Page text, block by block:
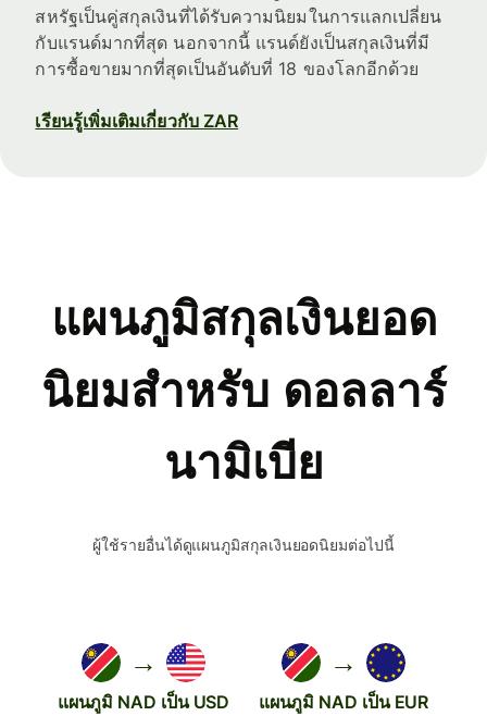
สหรัฐเป็นคู่สกุลเงินที่ได้รับความนิยมในการแลกเปลี่ยน
กับแรนด์มากที่สุด นอกจากนี้ แรนด์ยังเป็นสกุลเงินที่มี
การซื้อขายมากที่สุดเป็นอันดับที่ 18 ของโลกอีกด้วย
เรียนรู้เพิ่มเติมเกี่ยวกับ ZAR
แผนภูมิสกุลเงินยอด
นิยมสำหรับ ดอลลาร์
นามิเบีย
ผู้ใช้รายอื่นได้ดูแผนภูมิสกุลเงินยอดนิยมต่อไปนี้
→
แผนภูมิ NAD เป็น USD
→
แผนภูมิ NAD เป็น EUR